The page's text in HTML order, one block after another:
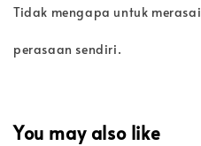
Tidak mengapa untuk merasai
perasaan sendiri.
You may also like